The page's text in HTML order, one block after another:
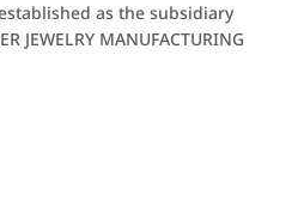
established as the subsidiary
JEWELRY MANUFACTURING